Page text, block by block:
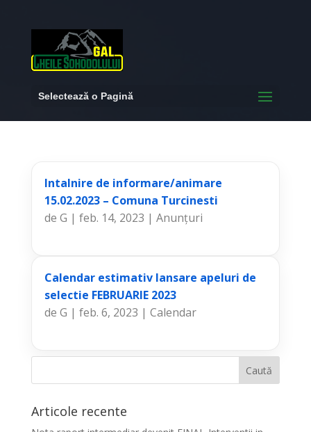
Selectează o Pagină
Intalnire de informare/animare
15.02.2023 – Comuna Turcinesti
de G | feb. 14, 2023 | Anunțuri
Calendar estimativ lansare apeluri de
selectie FEBRUARIE 2023
de G | feb. 6, 2023 | Calendar
Articole recente